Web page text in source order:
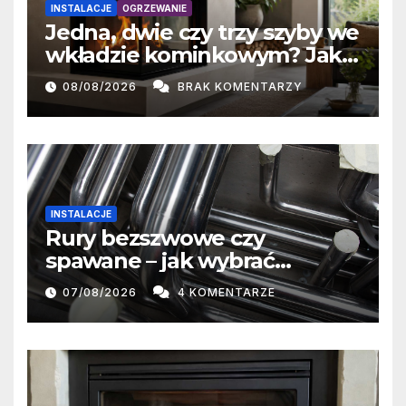
INSTALACJE OGRZEWANIE
Jedna, dwie czy trzy szyby we
wkładzie kominkowym? Jak
przeszklenie wpływa na
oddawanie ciepła
08/08/2026 BRAK KOMENTARZY
INSTALACJE
Rury bezszwowe czy
spawane – jak wybrać
właściwe rozwiązanie?
07/08/2026 4 KOMENTARZE